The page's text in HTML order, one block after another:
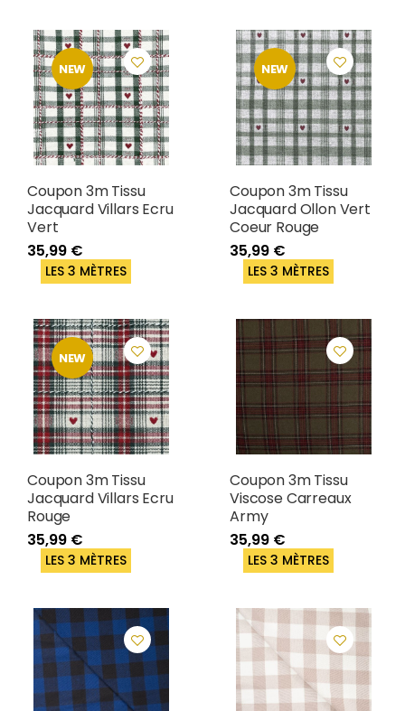
NEW
Coupon 3m Tissu
Jacquard Villars Ecru
Vert
35,99 €
LES 3 MÈTRES
NEW
Coupon 3m Tissu
Jacquard Ollon Vert
Coeur Rouge
35,99 €
LES 3 MÈTRES
NEW
Coupon 3m Tissu
Jacquard Villars Ecru
Rouge
35,99 €
LES 3 MÈTRES
Coupon 3m Tissu
Viscose Carreaux
Army
35,99 €
LES 3 MÈTRES